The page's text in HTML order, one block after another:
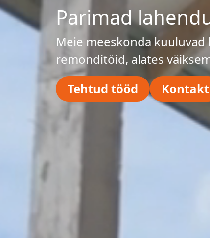
Parimad
Meie meeskonda
remonditöid, alates
Tehtud tööd
Kontakt